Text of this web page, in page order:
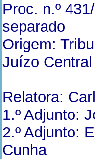
Proc. n.º
separado
Origem:
Juízo
Relatora:
1.º Adjunto:
2.º Adjunto:
Cunha